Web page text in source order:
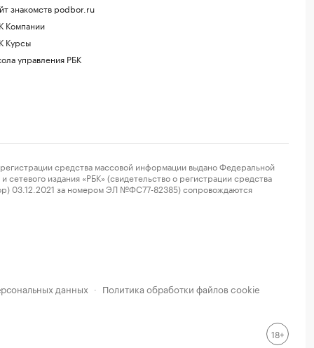
знакомств podbor.ru
Компании
Курсы
управления РБК
средства массовой информации выдано Федеральной
издания «РБК» (свидетельство о регистрации средства
03.12.2021 за номером ЭЛ №ФС77-82385) сопровождаются
данных · Политика обработки файлов cookie
18+